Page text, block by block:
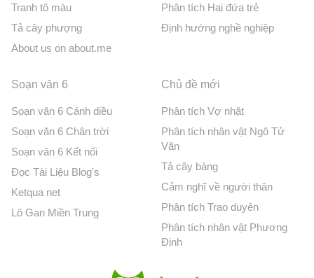
Tranh tô màu
Tả cây phượng
About us on about.me
Phân tích Hai đứa trẻ
Định hướng nghề nghiệp
Soạn văn 6
Soạn văn 6 Cánh diều
Soạn văn 6 Chân trời
Soạn văn 6 Kết nối
Đọc Tài Liệu Blog's
Ketqua net
Lô Gan Miền Trung
Chủ đề mới
Phân tích Vợ nhặt
Phân tích nhân vật Ngô Tử
Văn
Tả cây bàng
Cảm nghĩ về người thân
Phân tích Trao duyên
Phân tích nhân vật Phương
Định